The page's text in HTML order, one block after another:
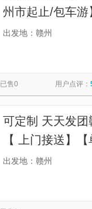
州市起止/包车
接送，实现晚起
出发地：赣州
已售0 用户点评：
可定制 天天发
【 上门接送】
自由出行】
出发地：赣州